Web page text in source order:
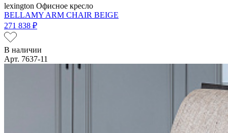
lexington Офисное кресло
BELLAMY ARM CHAIR BEIGE
271 838 ₽
В наличии
Арт. 7637-11